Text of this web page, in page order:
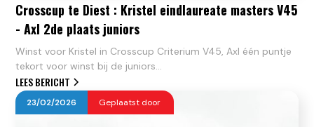
Crosscup te Diest : Kristel eindlaureate masters V45
- Axl 2de plaats juniors
Winst voor Kristel in Crosscup Criterium V45, Axl één puntje
tekort voor winst bij de juniors...
LEES BERICHT
23/02/2026 Geplaatst door